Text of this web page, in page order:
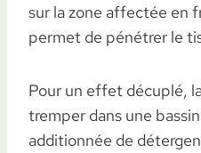
sur la zone affectée en
permet de pénétrer le
Pour un effet décuplé,
tremper dans une
additionnée de